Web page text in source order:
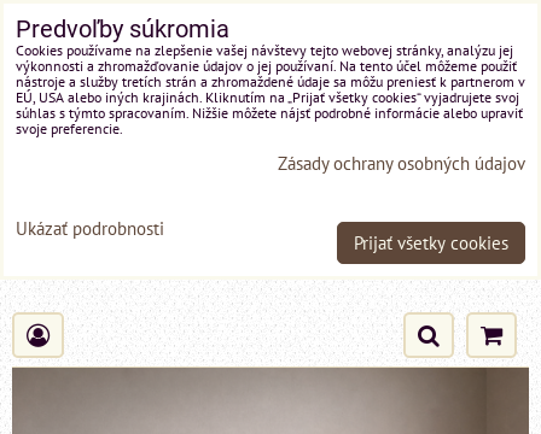
Predvoľby súkromia
Cookies používame na zlepšenie vašej návštevy tejto webovej stránky, analýzu jej
výkonnosti a zhromažďovanie údajov o jej používaní. Na tento účel môžeme použiť
nástroje a služby tretích strán a zhromaždené údaje sa môžu preniesť k partnerom v
EÚ, USA alebo iných krajinách. Kliknutím na „Prijať všetky cookies“ vyjadrujete svoj
súhlas s týmto spracovaním. Nižšie môžete nájsť podrobné informácie alebo upraviť
svoje preferencie.
Zásady ochrany osobných údajov
Ukázať podrobnosti
Prijať všetky cookies